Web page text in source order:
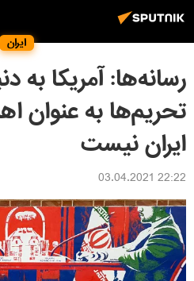
ایران
رسانه‌ها: آمریکا به
تحریم‌ها به عنوان
ایران نیست
22:22 03.04.2021